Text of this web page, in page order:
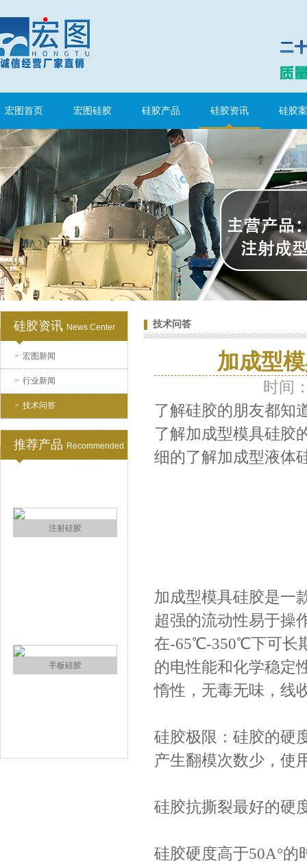
宏图首页 宏图硅胶 硅胶产品 硅胶资讯 硅胶
硅胶资讯 News Center
> 宏图新闻
> 行业新闻
> 技术问答
推荐产品 Recommended
眼镜鼻托专用注射硅胶
涂布硅胶
技术问答
加成型
时间
了解硅胶的朋友都知
了解加成型模具硅胶
细的了解加成型液体
加成型模具硅胶是一
超强的流动性易于操
在-65℃-350℃下可长
的电性能和化学稳定
惰性，无毒无味，线
硅胶极限：硅胶的硬
产生翻模次数少，使
硅胶抗撕裂最好的硬
硅胶硬度高于50A°的